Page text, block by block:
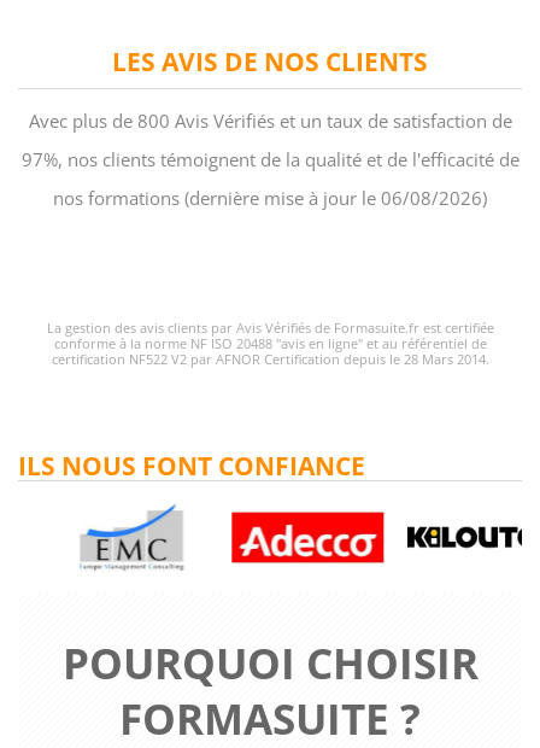
LES AVIS DE NOS CLIENTS
Avec plus de 800 Avis Vérifiés et un taux de satisfaction de
97%, nos clients témoignent de la qualité et de l'efficacité de
nos formations (dernière mise à jour le 06/08/2026)
La gestion des avis clients par Avis Vérifiés de Formasuite.fr est certifiée
conforme à la norme NF ISO 20488 "avis en ligne" et au référentiel de
certification NF522 V2 par AFNOR Certification depuis le 28 Mars 2014.
POURQUOI CHOISIR
FORMASUITE ?
ILS NOUS FONT CONFIANCE